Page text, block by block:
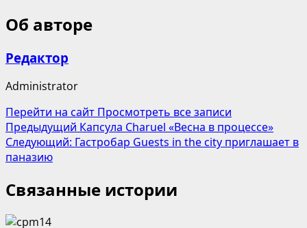
Об авторе
Редактор
Administrator
Перейти на сайт Просмотреть все записи
Навигация
записи
Предыдущий Капсула Charuel «Весна в процессе»
Следующий: Гастробар Guests in the city приглашает в
паназию
Связанные истории